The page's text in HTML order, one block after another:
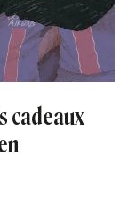
cadeaux